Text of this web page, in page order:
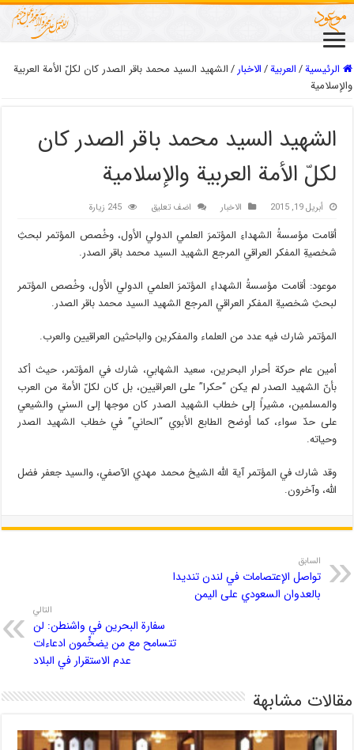
الرئيسية/العربیة/الاخبار/الشهيد السيد محمد باقر الصدر كان لكلّ الأمة العربية
والإسلامية
الشهيد السيد محمد باقر الصدر كان
لكلّ الأمة العربية والإسلامية
أبريل 19, 2015 الاخبار اضف تعليق 245 زيارة
أقامت مؤسسةُ الشهداءِ المؤتمرَ العلمي الدولي الأول، وخُصص المؤتمر لبحثِ
شخصيةِ المفكر العراقي المرجع الشهيد السيد محمد باقر الصدر.
موعود: أقامت مؤسسةُ الشهداءِ المؤتمرَ العلمي الدولي الأول، وخُصص المؤتمر
لبحثِ شخصيةِ المفكر العراقي المرجع الشهيد السيد محمد باقر الصدر.
المؤتمر شارك فيه عدد من العلماء والمفكرين والباحثين العراقيين والعرب.
أمين عام حركة أحرار البحرين، سعيد الشهابي، شارك في المؤتمر، حيث أكد
بأنّ الشهيد الصدر لم يكن “حكرا” على العراقيين، بل كان لكلّ الأمة من العرب
والمسلمين، مشيراً إلى خطاب الشهيد الصدر كان موجها إلى السني والشيعي
على حدّ سواء، كما أوضح الطابع الأبوي “الحاني” في خطاب الشهيد الصدر
وحياته.
وقد شارك في المؤتمر آية الله الشيخ محمد مهدي الآصفي، والسيد جعفر فضل
الله، وآخرون.
السابق
تواصل الإعتصامات في لندن تنديدا
بالعدوان السعودي على اليمن
التالي
سفارة البحرين في واشنطن: لن
تتسامح مع من يضخِّمون ادعاءات
عدم الاستقرار في البلاد
مقالات مشابهة